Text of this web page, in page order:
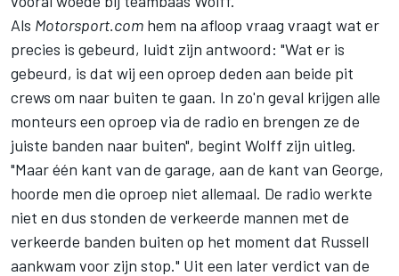
Als Motorsport.com hem na afloop vraag vraagt wat er
precies is gebeurd, luidt zijn antwoord: "Wat er is
gebeurd, is dat wij een oproep deden aan beide pit
crews om naar buiten te gaan. In zo'n geval krijgen alle
monteurs een oproep via de radio en brengen ze de
juiste banden naar buiten", begint Wolff zijn uitleg.
"Maar één kant van de garage, aan de kant van George,
hoorde men die oproep niet allemaal. De radio werkte
niet en dus stonden de verkeerde mannen met de
verkeerde banden buiten op het moment dat Russell
aankwam voor zijn stop." Uit een later verdict van de